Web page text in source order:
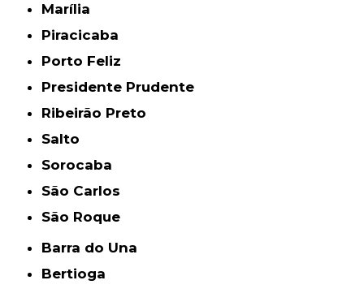
Marília
Piracicaba
Porto Feliz
Presidente Prudente
Ribeirão Preto
Salto
Sorocaba
São Carlos
São Roque
Barra do Una
Bertioga